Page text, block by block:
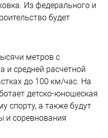
Из федерального и
будет
метров с
и средней расчетной
до 100 км/час. На
детско-юношеская
спорту, а также будут
и соревнования